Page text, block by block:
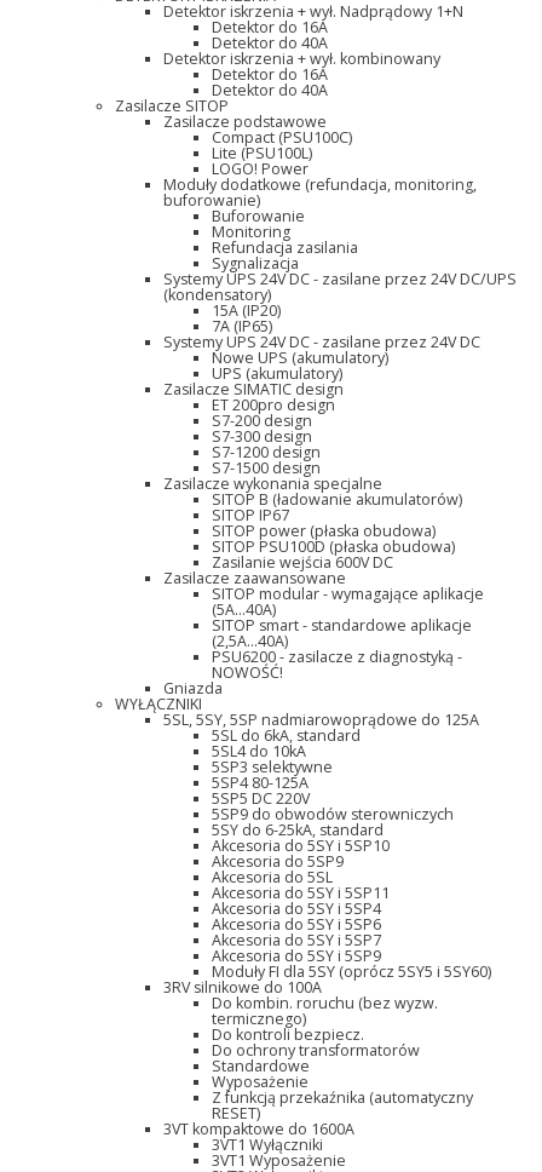
Detektor iskrzenia + wył. Nadprądowy 1+N
Detektor do 16A
Detektor do 40A
Detektor iskrzenia + wył. kombinowany
Detektor do 16A
Detektor do 40A
Zasilacze SITOP
Zasilacze podstawowe
Compact (PSU100C)
Lite (PSU100L)
LOGO! Power
Moduły dodatkowe (refundacja, monitoring,
buforowanie)
Buforowanie
Monitoring
Refundacja zasilania
Sygnalizacja
Systemy UPS 24V DC - zasilane przez 24V DC/UPS
(kondensatory)
15A (IP20)
7A (IP65)
Systemy UPS 24V DC - zasilane przez 24V DC
Nowe UPS (akumulatory)
UPS (akumulatory)
Zasilacze SIMATIC design
ET 200pro design
S7-200 design
S7-300 design
S7-1200 design
S7-1500 design
Zasilacze wykonania specjalne
SITOP B (ładowanie akumulatorów)
SITOP IP67
SITOP power (płaska obudowa)
SITOP PSU100D (płaska obudowa)
Zasilanie wejścia 600V DC
Zasilacze zaawansowane
SITOP modular - wymagające aplikacje
(5A...40A)
SITOP smart - standardowe aplikacje
(2,5A...40A)
PSU6200 - zasilacze z diagnostyką -
NOWOŚĆ!
Gniazda
WYŁĄCZNIKI
5SL, 5SY, 5SP nadmiarowoprądowe do 125A
5SL do 6kA, standard
5SL4 do 10kA
5SP3 selektywne
5SP4 80-125A
5SP5 DC 220V
5SP9 do obwodów sterowniczych
5SY do 6-25kA, standard
Akcesoria do 5SY i 5SP10
Akcesoria do 5SP9
Akcesoria do 5SL
Akcesoria do 5SY i 5SP11
Akcesoria do 5SY i 5SP4
Akcesoria do 5SY i 5SP6
Akcesoria do 5SY i 5SP7
Akcesoria do 5SY i 5SP9
Moduły FI dla 5SY (oprócz 5SY5 i 5SY60)
3RV silnikowe do 100A
Do kombin. roruchu (bez wyzw.
termicznego)
Do kontroli bezpiecz.
Do ochrony transformatorów
Standardowe
Wyposażenie
Z funkcją przekaźnika (automatyczny
RESET)
3VT kompaktowe do 1600A
3VT1 Wyłączniki
3VT1 Wyposażenie